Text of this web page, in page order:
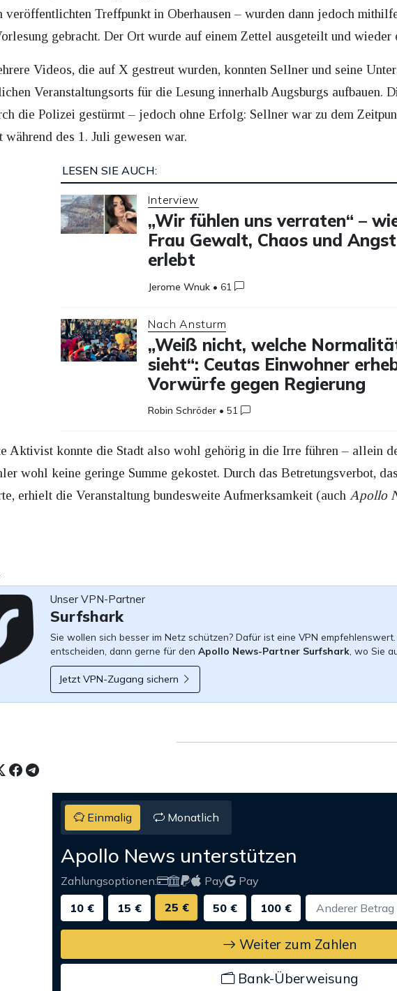
veröffentlichten Treffpunkt in Oberhausen – wurden dann jedoch
gebracht. Der Ort wurde auf einem Zettel ausgeteilt und wieder
Videos, die auf X gestreut wurden, konnten Sellner und seine
Veranstaltungsorts für die Lesung innerhalb Augsburgs aufbauen.
die Polizei gestürmt – jedoch ohne Erfolg: Sellner war zu dem
während des 1. Juli gewesen war.
LESEN SIE AUCH:
Interview
„Wir fühlen uns verraten“ –
Frau Gewalt, Chaos und
erlebt
Jerome Wnuk •61
Nach Ansturm
„Weiß nicht, welche
sieht“: Ceutas Einwohner
Vorwürfe gegen Regierung
Robin Schröder •51
Aktivist konnte die Stadt also wohl gehörig in die Irre führen – allein
wohl keine geringe Summe gekostet. Durch das Betretungsverbot,
erhielt die Veranstaltung bundesweite Aufmerksamkeit (auch Apollo
Unser VPN-Partner
Surfshark
Sie wollen sich besser im Netz schützen? Dafür ist eine VPN
entscheiden, dann gerne für den Apollo News-Partner Surfshark, wo Sie
Jetzt VPN-Zugang sichern
Einmalig Monatlich
Apollo News unterstützen
Zahlungsoptionen: Pay
Pay
10 €
15 € 25 € 50 € 100 €
Weiter zum Zahlen
Bank-Überweisung